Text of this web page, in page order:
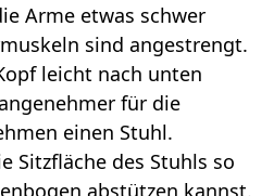
Arme etwas schwer
sind angestrengt.
leicht nach unten
für die
einen Stuhl.
Sitzfläche des Stuhls so
abstützen kannst.